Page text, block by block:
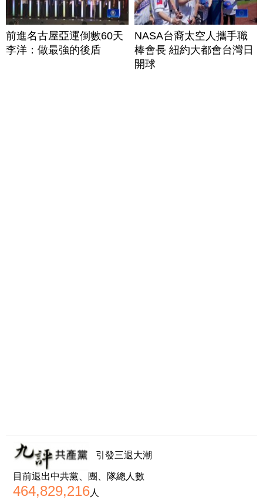
前進名古屋亞運倒數60天
李洋：做最強的後盾
NASA台裔太空人攜手職
棒會長 紐約大都會台灣日
開球
引發三退大潮
目前退出中共黨、團、隊總人數
464,829,216人